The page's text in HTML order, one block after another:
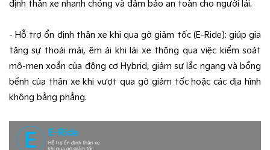
định thân xe nhanh chóng và đảm bảo an toàn cho người lái.
- Hỗ trợ ổn định thân xe khi qua gờ giảm tốc (E-Ride): giúp gia
tăng sự thoải mái, êm ái khi lái xe thông qua việc kiểm soát
mô-men xoắn của động cơ Hybrid, giảm sự lắc ngang và bồng
bềnh của thân xe khi vượt qua gờ giảm tốc hoặc các địa hình
không bằng phẳng.